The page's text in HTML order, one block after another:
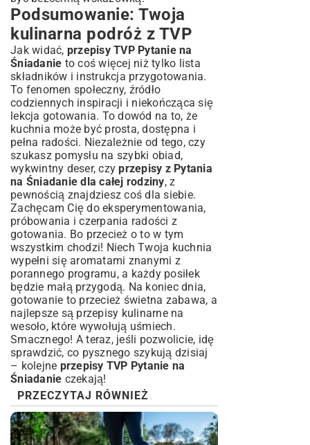
Podsumowanie: Twoja
kulinarna podróż z TVP
Jak widać, przepisy TVP Pytanie na
Śniadanie to coś więcej niż tylko lista
składników i instrukcja przygotowania.
To fenomen społeczny, źródło
codziennych inspiracji i niekończąca się
lekcja gotowania. To dowód na to, że
kuchnia może być prosta, dostępna i
pełna radości. Niezależnie od tego, czy
szukasz pomysłu na szybki obiad,
wykwintny deser, czyprzepisy z Pytania
na Śniadanie dla całej rodziny, z
pewnością znajdziesz coś dla siebie.
Zachęcam Cię do eksperymentowania,
próbowania i czerpania radości z
gotowania. Bo przecież o to w tym
wszystkim chodzi! Niech Twoja kuchnia
wypełni się aromatami znanymi z
porannego programu, a każdy posiłek
będzie małą przygodą. Na koniec dnia,
gotowanie to przecież świetna zabawa, a
najlepsze są przepisy kulinarne na
wesoło, które wywołują uśmiech.
Smacznego! A teraz, jeśli pozwolicie, idę
sprawdzić, co pysznego szykują dzisiaj
– kolejne przepisy TVP Pytanie na
Śniadanie czekają!
PRZECZYTAJ RÓWNIEŻ